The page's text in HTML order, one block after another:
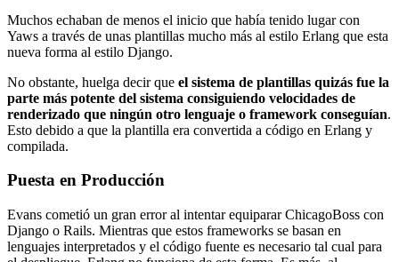
Muchos echaban de menos el inicio que había tenido lugar con
Yaws a través de unas plantillas mucho más al estilo Erlang que esta
nueva forma al estilo Django.
No obstante, huelga decir que el sistema de plantillas quizás fue la
parte más potente del sistema consiguiendo velocidades de
renderizado que ningún otro lenguaje o framework conseguían.
Esto debido a que la plantilla era convertida a código en Erlang y
compilada.
Puesta en Producción
Evans cometió un gran error al intentar equiparar ChicagoBoss con
Django o Rails. Mientras que estos frameworks se basan en
lenguajes interpretados y el código fuente es necesario tal cual para